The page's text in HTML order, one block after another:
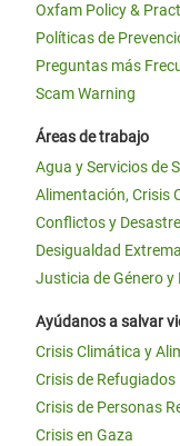
Oxfam Policy &
Políticas de
Preguntas más
Scam Warning
Áreas de trabajo
Agua y Servicios de
Alimentación, Crisis
Conflictos y
Desigualdad
Justicia de Género y
Ayúdanos a salvar
Crisis Climática y
Crisis de
Crisis de Personas
Crisis en Gaza